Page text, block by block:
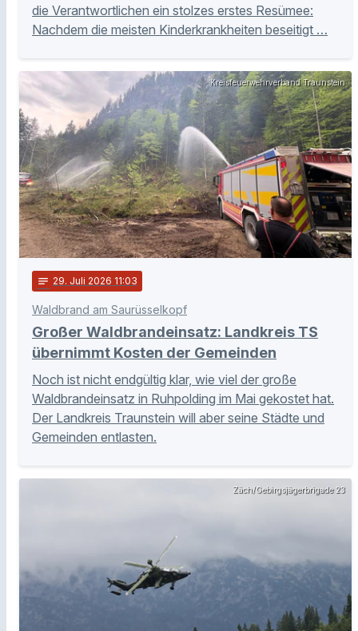
die Verantwortlichen ein stolzes erstes Resümee:
Nachdem die meisten Kinderkrankheiten beseitigt …
Kreisfeuerwehrverband Traunstein
notes 29. Juli 2026 11:03
Waldbrand am Saurüsselkopf
Großer Waldbrandeinsatz: Landkreis TS
übernimmt Kosten der Gemeinden
Noch ist nicht endgültig klar, wie viel der große
Waldbrandeinsatz in Ruhpolding im Mai gekostet hat.
Der Landkreis Traunstein will aber seine Städte und
Gemeinden entlasten.
Zäch/Gebirgsjägerbrigade 23